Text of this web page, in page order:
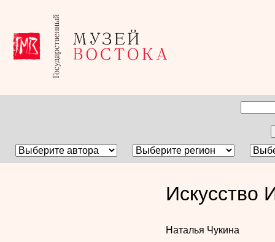
Искусство
Наталья Чукина